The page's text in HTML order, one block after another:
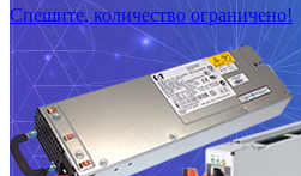
Спешите, количество ограничено!